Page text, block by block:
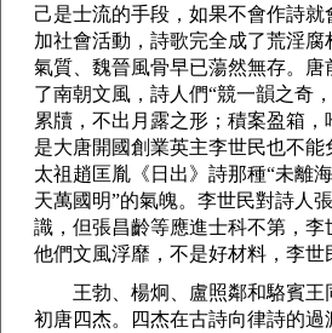
己是士流的手段，如果不會作詩就
加社會活動，詩歌完全成了荒淫
氣質、魏晉風骨早已蕩然無存。唐
了南朝文風，詩人們“競一韻之奇
累牘，不出月露之形；積案盈箱，
是大唐開國創業英主李世民也不能
太祖趙匡胤《日出》詩那種“未離
天萬國明”的氣魄。李世民對詩人
識，但張昌齡等應進士科不第，李
他們文風浮靡，不是好材料，李世
王勃、楊炯、盧照鄰和駱賓王
初唐四杰。四杰在古詩向律詩的過